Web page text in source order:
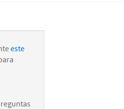
este